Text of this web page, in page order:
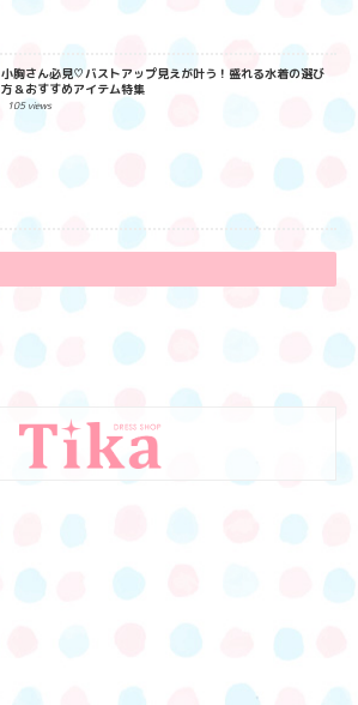
小胸さん必見♡バストアップ見えが叶う！盛れる水着の選び
方＆おすすめアイテム特集
105 views